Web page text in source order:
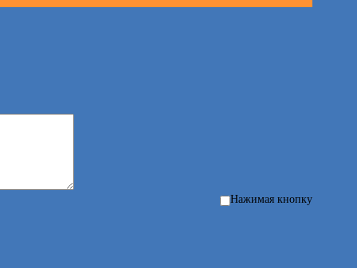
Нажимая кнопку